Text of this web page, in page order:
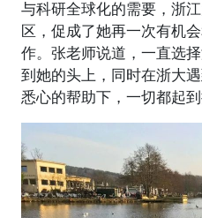
与科研全球化的需要，浙
区，促成了她再一次有机
作。张老师说道，一直选
到她的头上，同时在浙大
悉心的帮助下，一切都起到